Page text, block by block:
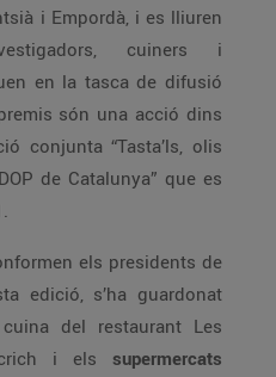
i Empordà, i es lliuren
cuiners i
en la tasca de difusió
són una acció dins
conjunta “Tasta’ls, olis
de Catalunya” que es
els presidents de
edició, s’ha guardonat
del restaurant Les
i els supermercats